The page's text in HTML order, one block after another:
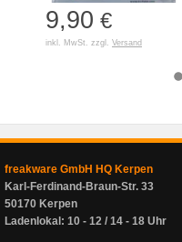
9,90 €
inkl. MwSt. zzgl. Versand
freakware GmbH HQ Kerpen
Karl-Ferdinand-Braun-Str. 33
50170 Kerpen
Ladenlokal: 10 - 12 / 14 - 18 Uhr